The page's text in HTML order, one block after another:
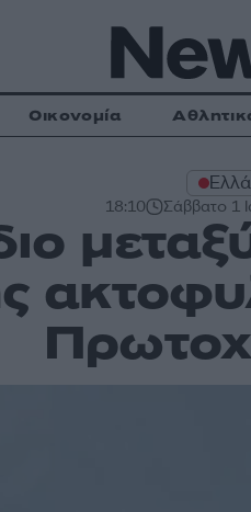
Οικονομία
18:10 Σάββατο 1